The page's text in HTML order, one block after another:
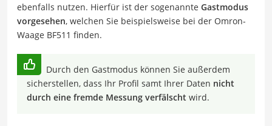
ebenfalls nutzen. Hierfür ist der sogenannte Gastmodus
vorgesehen, welchen Sie beispielsweise bei der Omron-
Waage BF511 finden.
Durch den Gastmodus können Sie außerdem
sicherstellen, dass Ihr Profil samt Ihrer Daten nicht
durch eine fremde Messung verfälscht wird.